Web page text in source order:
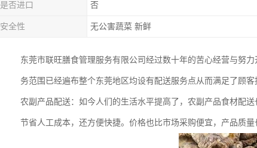
是否进口 否
安全性 无公害蔬菜 新鲜
东莞市联旺膳食管理服务有限公司经过数十年的苦心经营与努
务范围已经遍布整个东莞地区均设有配送服务点从而满足了顾客
农副产品配送：如今人们的生活水平提高了，农副产品食材配
节省人工成本，还方便快捷。价格也比市场采购便宜，产品质量